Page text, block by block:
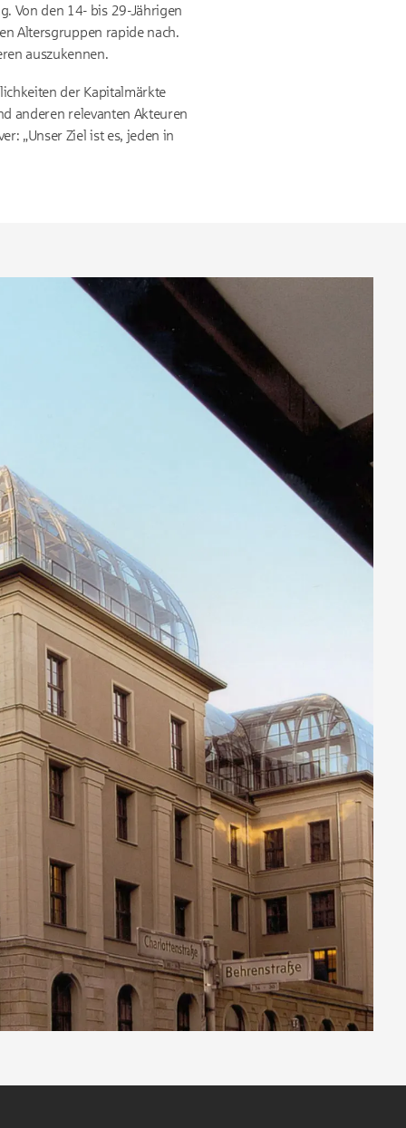
Von den 14- bis 29-Jährigen
Altersgruppen rapide nach.
auszukennen.
der Kapitalmärkte
anderen relevanten Akteuren
„Unser Ziel ist es, jeden in